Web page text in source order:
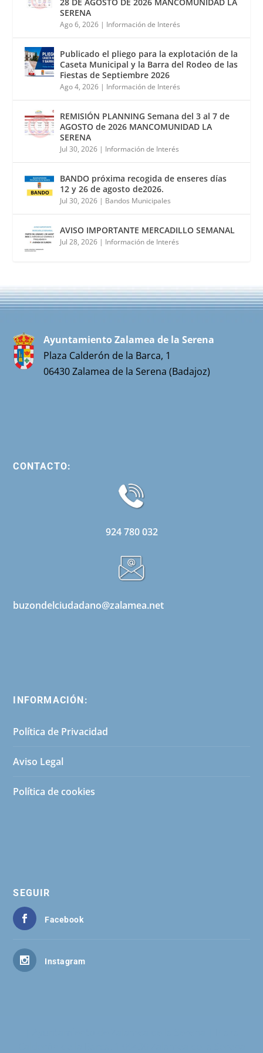
SERENA
Ago 6, 2026 | Información de Interés
Publicado el pliego para la explotación de la
Caseta Municipal y la Barra del Rodeo de las
Fiestas de Septiembre 2026
Ago 4, 2026 | Información de Interés
REMISIÓN PLANNING Semana del 3 al 7 de
AGOSTO de 2026 MANCOMUNIDAD LA
SERENA
Jul 30, 2026 | Información de Interés
BANDO próxima recogida de enseres días
12 y 26 de agosto de2026.
Jul 30, 2026 | Bandos Municipales
AVISO IMPORTANTE MERCADILLO SEMANAL
Jul 28, 2026 | Información de Interés
Ayuntamiento Zalamea de la Serena
Plaza Calderón de la Barca, 1
06430 Zalamea de la Serena (Badajoz)
CONTACTO:
924 780 032
buzondelciudadano@zalamea.net
INFORMACIÓN:
Política de Privacidad
Aviso Legal
Política de cookies
SEGUIR
Facebook
Instagram